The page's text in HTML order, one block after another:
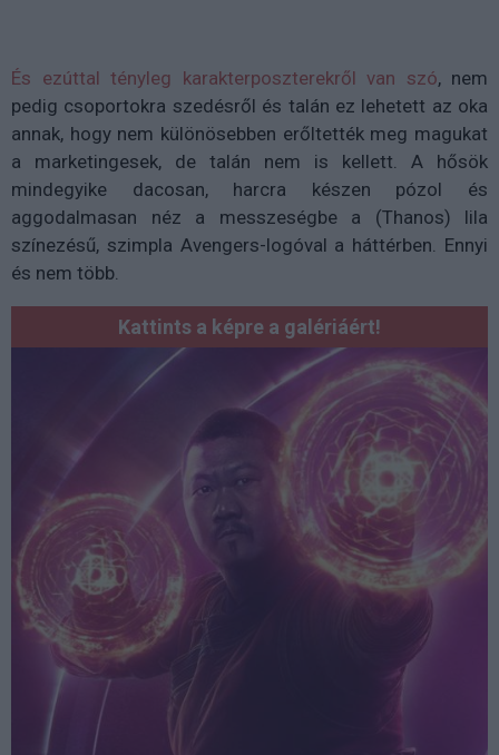
És ezúttal tényleg karakterposzterekről van szó, nem
pedig csoportokra szedésről és talán ez lehetett az oka
annak, hogy nem különösebben erőltették meg magukat
a marketingesek, de talán nem is kellett. A hősök
mindegyike dacosan, harcra készen pózol és
aggodalmasan néz a messzeségbe a (Thanos) lila
színezésű, szimpla Avengers-logóval a háttérben. Ennyi
és nem több.
Kattints a képre a galériáért!